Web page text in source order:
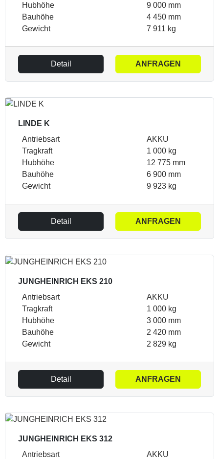
Hubhöhe
9 000 mm
Bauhöhe
4 450 mm
Gewicht
7 911 kg
Detail ANFRAGEN
LINDE K
Antriebsart
AKKU
Tragkraft
1 000 kg
Hubhöhe
12 775 mm
Bauhöhe
6 900 mm
Gewicht
9 923 kg
Detail ANFRAGEN
JUNGHEINRICH EKS 210
Antriebsart
AKKU
Tragkraft
1 000 kg
Hubhöhe
3 000 mm
Bauhöhe
2 420 mm
Gewicht
2 829 kg
Detail ANFRAGEN
JUNGHEINRICH EKS 312
Antriebsart
AKKU